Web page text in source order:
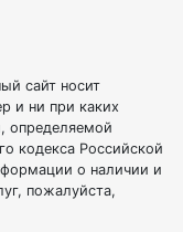
сайт носит
и ни при каких
определяемой
кодекса Российской
о наличии и
пожалуйста,